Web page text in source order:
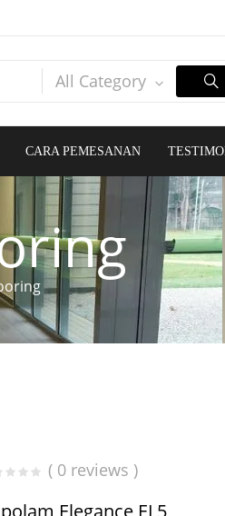
All Category
CARA PEMESANAN
( 0 reviews )
Elegance EL5